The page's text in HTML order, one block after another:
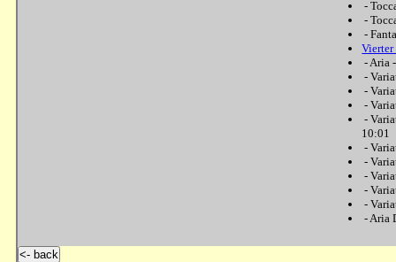
-
-
-
-Aria
-
-
-
-
10:01
-
-
-
-
-
-Aria
<- back